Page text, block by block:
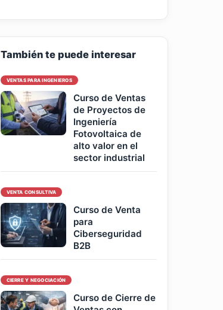
También te puede interesar
VENTAS PARA INGENIEROS
Curso de Ventas
de Proyectos de
Ingeniería
Fotovoltaica de
alto valor en el
sector industrial
VENTA CONSULTIVA
Curso de Venta
para
Ciberseguridad
B2B
CIERRE Y NEGOCIACIÓN
Curso de Cierre de